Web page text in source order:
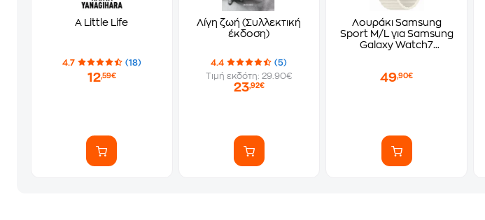
A Little Life
4.7 (18)
12,59€
Λίγη ζωή (Συλλεκτική
έκδοση)
4.4
(5)
Τιμή εκδότη: 29.90€
23,92€
Λουράκι Samsung
Sport M/L για Samsung
Galaxy Watch7
49,90€